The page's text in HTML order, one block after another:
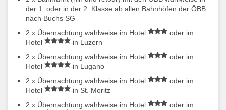
der 1. oder in der 2. Klasse ab allen Bahnhöfen der ÖBB
nach Buchs SG
2 x Übernachtung wahlweise im Hotel
oder im
Hotel
in Luzern
2 x Übernachtung wahlweise im Hotel
oder im
Hotel
in Lugano
2 x Übernachtung wahlweise im Hotel
oder im
Hotel
in St. Moritz
2 x Übernachtung wahlweise im Hotel
oder im